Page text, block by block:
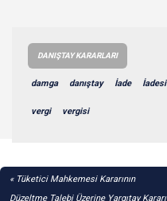
DANIŞTAY KARARLARI
damga danıştay İade İadesi
vergi vergisi
YAZI
Tüketici Mahkemesi Kararının
Düzeltme Talebi Üzerine Yargıtay Kararı